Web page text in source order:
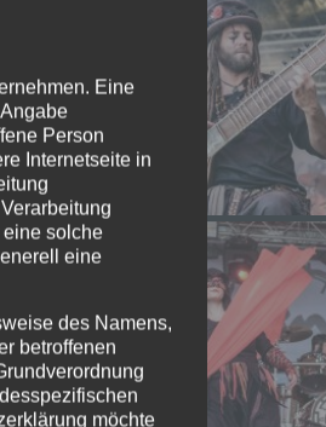
Eine
Person
Internetseite in
eine solche
eine
des Namens,
betroffenen
möchte